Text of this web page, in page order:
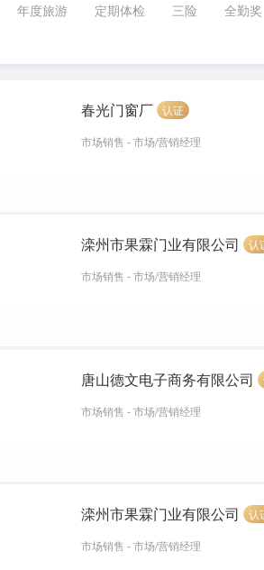
年度旅游 定期体检 三险 全勤奖
春光门窗厂 认证
市场销售 - 市场/营销经理
滦州市果霖门业有限公司 认
市场销售 - 市场/营销经理
唐山德文电子商务有限公司
市场销售 - 市场/营销经理
滦州市果霖门业有限公司 认
市场销售 - 市场/营销经理